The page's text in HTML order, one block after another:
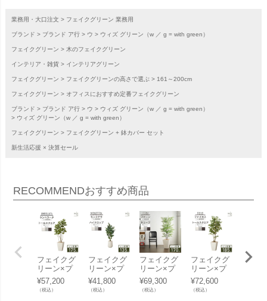
業務用・大口注文 フェイクグリーン 業務用
ブランド ブランド ア行 ウ ウィズ グリーン（w ／ g = with green）
フェイクグリーン 木のフェイクグリーン
インテリア・雑貨 インテリアグリーン
フェイクグリーン フェイクグリーンの高さで選ぶ 161～200cm
フェイクグリーン オフィスにおすすめ定番フェイクグリーン
ブランド ブランド ア行 ウ
ウィズ グリーン（w ／ g = with green）
ウィズ グリーン（w ／ g = with green）
フェイクグリーン フェイクグリーン + 鉢カバー セット
新生活応援 × 決算セール
RECOMMENDおすすめ商品
フェイクグ
リーン×プ
ランターセ
ット「ウン
ベラータ×T
¥57,200
（税込）
フェイクグ
リーン×プ
ランターセ
ット「モン
ステラ×Hig
¥41,800
（税込）
フェイクグ
リーン×プ
ランターセ
ット「ファ
ーン×Tall S
¥69,300
（税込）
フェイクグ
リーン×プ
ランターセ
ット「ファ
イカス×Tall
¥72,600
（税込）
フェ